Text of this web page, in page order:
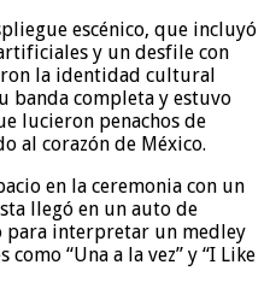
escénico, que incluyó
y un desfile con
la identidad cultural
banda completa y estuvo
lucieron penachos de
al corazón de México.
en la ceremonia con un
llegó en un auto de
para interpretar un medley
“Una a la vez” y “I Like